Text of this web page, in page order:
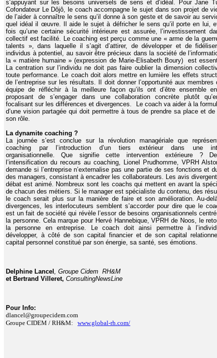
s’appuyant sur les besoins universels de sens et d’idéal. Pour Jane
Cofondateur Le Dôjô, le coach accompagne le sujet dans son projet de
de l’aider à connaître le sens qu’il donne à son geste et de savoir au
quel idéal il œuvre. Il aide le sujet à défricher le sens qu’il porte en lui,
fois qu’une certaine sécurité intérieure est assurée, l’investissement
collectif est facilité. Le coaching est perçu comme une « arme de la
talents », dans laquelle il s’agit d’attirer, de développer et de
individus à potentiel, au savoir être précieux dans la société de
la « matière humaine » (expression de Marie-Elisabeth Boury) est
La centration sur l’individu ne doit pas faire oublier la dimension
toute performance. Le coach doit alors mettre en lumière les effets
de l’entreprise sur les résultats. Il doit donner l’opportunité aux membres
équipe de réfléchir à la meilleure façon qu’ils ont d’être ensemble
proposant de s’engager dans une collaboration concrète plutôt
focalisant sur les différences et divergences. Le coach va aider à la
d’une vision partagée qui doit permettre à tous de prendre sa place et de
son rôle.
La dynamite coaching ?
La journée s’est conclue sur la révolution managériale que
coaching par l’introduction d’un tiers extérieur dans une
organisationnelle. Que signifie cette intervention extérieure ?
l’intensification du recours au coaching, Lionel Prudhomme, VPRH
demande si l’entreprise n’externalise pas une partie de ses fonctions et
des managers, consistant à encadrer les collaborateurs. Les avis
débat est animé. Nombreux sont les coachs qui mettent en avant la
de chacun des métiers. Si le manager est spécialiste du contenu, des
le coach serait plus sur la manière de faire et son amélioration. Au-
divergences, les interlocuteurs semblent s’accorder pour dire que le
est un fait de société qui révèle l’essor de besoins organisationnels
la personne. Cela marque pour Hervé Hannebique, VPRH de Noos, le
la personne en entreprise. Le coach doit ainsi permettre à
développer, à côté de son capital financier et de son capital
capital personnel constitué par son énergie, sa santé, ses émotions.
Delphine Lancel , Groupe Cidem RH&M
et Bertrand Villeret, ConsultingNewsLine
Pour Info:
dlancel@groupecidem.com
Groupe CIDEM / RH&M: www.global-rh.com/